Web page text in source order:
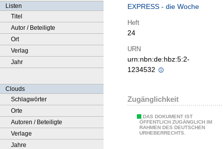
Listen
Titel
Autor / Beteiligte
Ort
Verlag
Jahr
Clouds
Schlagwörter
Orte
Autoren / Beteiligte
Verlage
Jahre
EXPRESS - die Woche
Heft
24
URN
urn:nbn:de:hbz:5:2-
1234532
Zugänglichkeit
DAS DOKUMENT IST
ÖFFENTLICH ZUGÄNGLICH IM
RAHMEN DES DEUTSCHEN
URHEBERRECHTS.